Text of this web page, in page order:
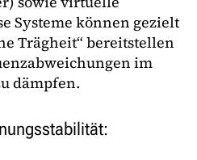
Systeme können gezielt
Trägheit“ bereitstellen
im
dämpfen.